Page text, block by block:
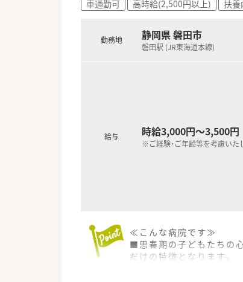
■評価制度により最大で
■残業代は1分単位で支
車通勤可
高時給(2,500円以上) 扶養
勤務地 静岡県 磐田市
磐田駅 (JR東海道本線)
給与 時給3,000円～3,500円
※ご経験・ご年齢等を考慮いた
≪こんな病院です≫
■思春期の子どもたちの
だけの特徴となります。